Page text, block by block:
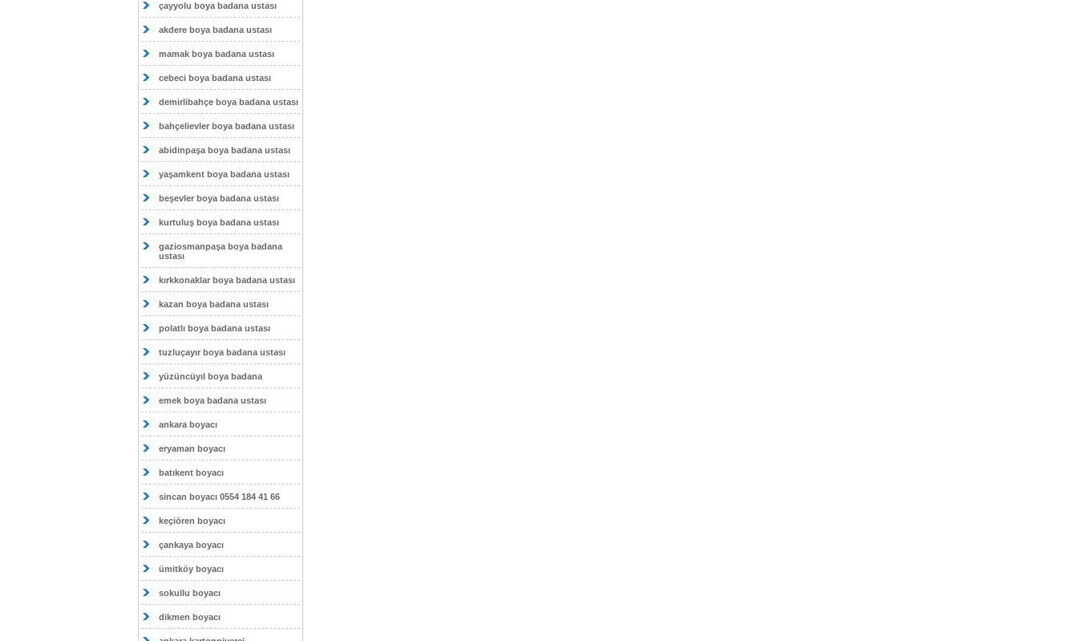
çayyolu boya badana ustası
akdere boya badana ustası
mamak boya badana ustası
cebeci boya badana ustası
demirlibahçe boya badana ustası
bahçelievler boya badana ustası
abidinpaşa boya badana ustası
yaşamkent boya badana ustası
beşevler boya badana ustası
kurtuluş boya badana ustası
gaziosmanpaşa boya badana
ustası
kırkkonaklar boya badana ustası
kazan boya badana ustası
polatlı boya badana ustası
tuzluçayır boya badana ustası
yüzüncüyıl boya badana
emek boya badana ustası
ankara boyacı
eryaman boyacı
batıkent boyacı
sincan boyacı 0554 184 41 66
keçiören boyacı
çankaya boyacı
ümitköy boyacı
sokullu boyacı
dikmen boyacı